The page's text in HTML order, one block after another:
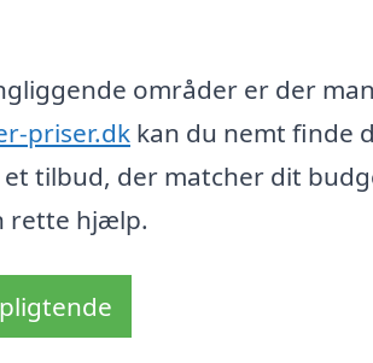
områder er der
priser.dk kan du nemt finde
tilbud, der matcher dit
rette hjælp.